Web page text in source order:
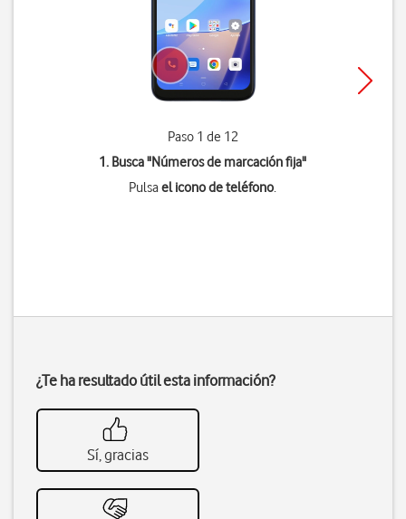
Paso 1 de 12
1. Busca "Números de marcación fija"
Pulsael icono de teléfono.
¿Te ha resultado útil esta información?
Sí, gracias